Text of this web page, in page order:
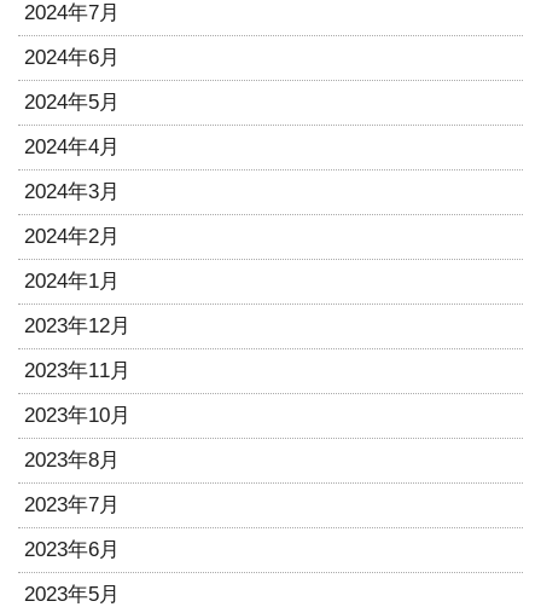
2024年7月
2024年6月
2024年5月
2024年4月
2024年3月
2024年2月
2024年1月
2023年12月
2023年11月
2023年10月
2023年8月
2023年7月
2023年6月
2023年5月